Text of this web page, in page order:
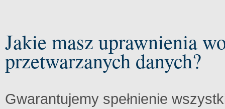
Jakie masz uprawnienia
przetwarzanych danych?
Gwarantujemy spełnienie